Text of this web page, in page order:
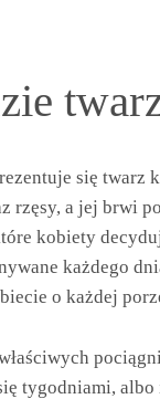
się twarz
rzęsy, a jej brwi
kobiety
każdego
o każdej
tygodniami,